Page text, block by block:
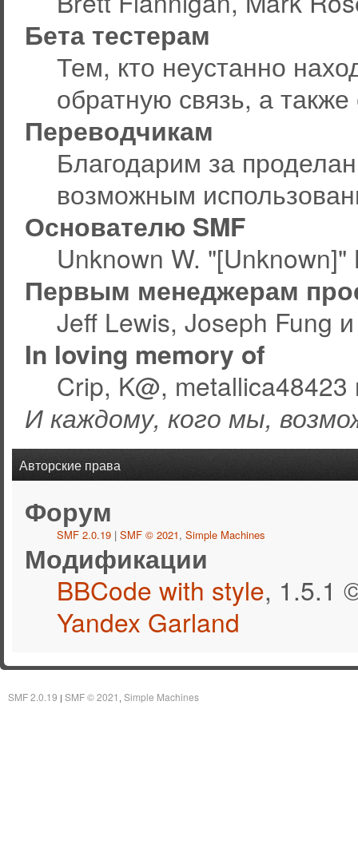
Бета тестерам
Тем, кто неустанно
обратную связь, а
Переводчикам
Благодарим за
возможным
Основателю SMF
Unknown W. "[Unknown]"
Первым менеджерам
Jeff Lewis, Joseph Fung
In loving memory of
Crip, K@, metallica48423
И каждому, кого мы,
Авторские права
Форум
SMF 2.0.19| SMF © 2021, Simple Machines
Модификации
BBCode with style, 1.5.1
Yandex Garland
SMF 2.0.19 | SMF © 2021 Simple Machines